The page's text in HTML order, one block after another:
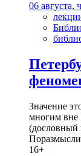
06 августа,
Значение
многим вне
(дословный
16+